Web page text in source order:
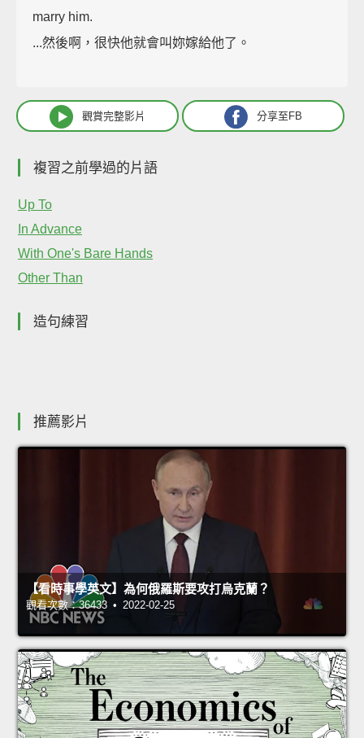
marry him.
...然後啊，很快他就會叫妳嫁給他了。
觀賞完整影片 分享至FB
複習之前學過的片語
Up To
In Advance
With One's Bare Hands
Other Than
造句練習
推薦影片
【看時事學英文】為何俄羅斯要攻打烏克蘭？
觀看次數：36433 • 2022-02-25